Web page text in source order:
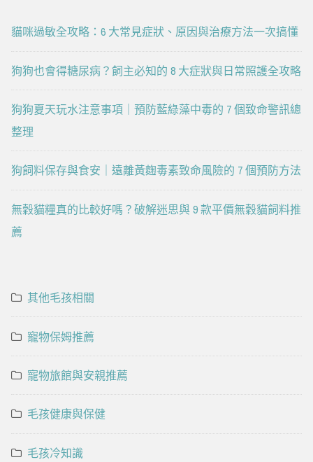
貓咪過敏全攻略：6 大常見症狀、原因與治療方法一次搞懂
狗狗也會得糖尿病？飼主必知的 8 大症狀與日常照護全攻略
狗狗夏天玩水注意事項｜預防藍綠藻中毒的 7 個致命警訊總
整理
狗飼料保存與食安｜遠離黃麴毒素致命風險的 7 個預防方法
無穀貓糧真的比較好嗎？破解迷思與 9 款平價無穀貓飼料推
薦
其他毛孩相關
寵物保姆推薦
寵物旅館與安親推薦
毛孩健康與保健
毛孩冷知識